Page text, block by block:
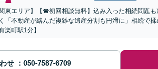
関東エリア】【☎︎初回相談無料】込み入った相続問題
「不動産が絡んだ複雑な遺産分割も円滑に」相続で
有楽町駅1分】
せ